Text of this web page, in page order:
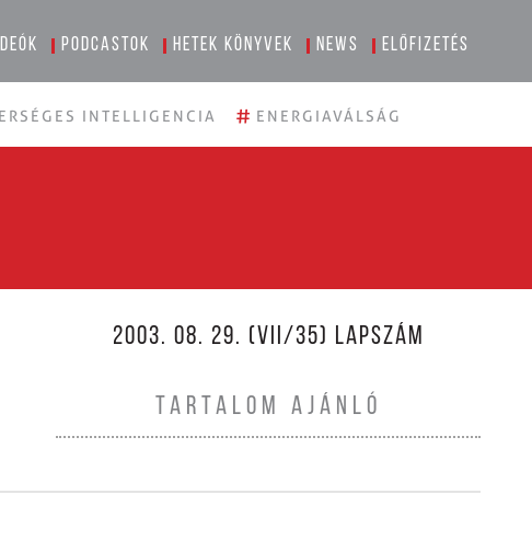
Podcastok Hetek könyvek News Előfizetés
INTELLIGENCIA # ENERGIAVÁLSÁG
2003. 08. 29. (VII/35) LAPSZÁM
TARTALOM AJÁNLÓ